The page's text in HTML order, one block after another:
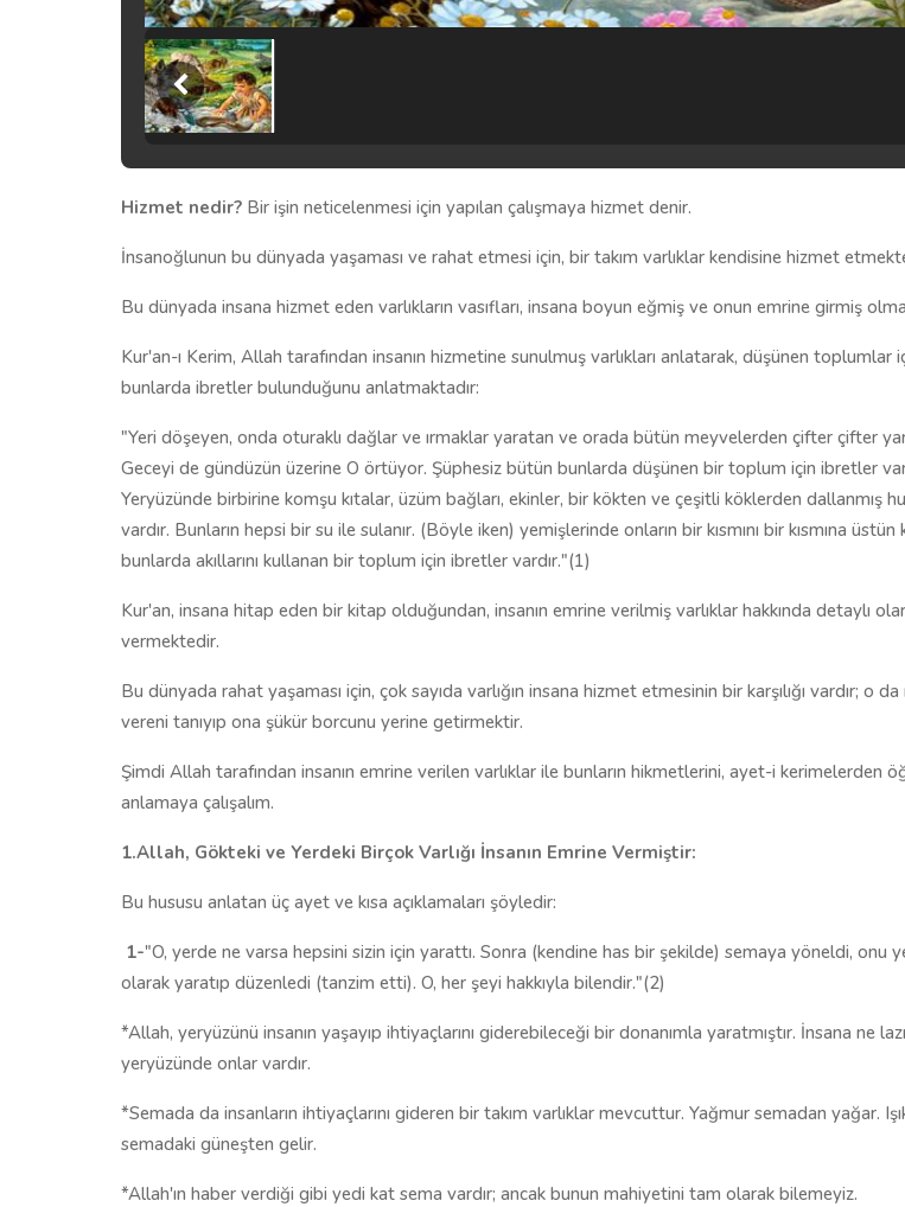
Hizmet nedir? Bir işin neticelenmesi için yapılan çalışmaya hizmet denir.
İnsanoğlunun bu dünyada yaşaması ve rahat etmesi için, bir takım varlıklar kendisine hizmet
Bu dünyada insana hizmet eden varlıkların vasıfları, insana boyun eğmiş ve onun emrine girmiş
Kur'an-ı Kerim, Allah tarafından insanın hizmetine sunulmuş varlıkları anlatarak, düşünen toplumlar
bunlarda ibretler bulunduğunu anlatmaktadır:
"Yeri döşeyen, onda oturaklı dağlar ve ırmaklar yaratan ve orada bütün meyvelerden çifter çifter
Geceyi de gündüzün üzerine O örtüyor. Şüphesiz bütün bunlarda düşünen bir toplum için ibretler
Yeryüzünde birbirine komşu kıtalar, üzüm bağları, ekinler, bir kökten ve çeşitli köklerden dallanmış
vardır. Bunların hepsi bir su ile sulanır. (Böyle iken) yemişlerinde onların bir kısmını bir kısmına üstün
bunlarda akıllarını kullanan bir toplum için ibretler vardır."(1)
Kur'an, insana hitap eden bir kitap olduğundan, insanın emrine verilmiş varlıklar hakkında detaylı
vermektedir.
Bu dünyada rahat yaşaması için, çok sayıda varlığın insana hizmet etmesinin bir karşılığı vardır; o
vereni tanıyıp ona şükür borcunu yerine getirmektir.
Şimdi Allah tarafından insanın emrine verilen varlıklar ile bunların hikmetlerini, ayet-i kerimelerden
anlamaya çalışalım.
1.Allah, Gökteki ve Yerdeki Birçok Varlığı İnsanın Emrine Vermiştir:
Bu hususu anlatan üç ayet ve kısa açıklamaları şöyledir:
1-"O, yerde ne varsa hepsini sizin için yarattı. Sonra (kendine has bir şekilde) semaya yöneldi, onu
olarak yaratıp düzenledi (tanzim etti). O, her şeyi hakkıyla bilendir."(2)
*Allah, yeryüzünü insanın yaşayıp ihtiyaçlarını giderebileceği bir donanımla yaratmıştır. İnsana ne
yeryüzünde onlar vardır.
*Semada da insanların ihtiyaçlarını gideren bir takım varlıklar mevcuttur. Yağmur semadan yağar. Işık
semadaki güneşten gelir.
*Allah'ın haber verdiği gibi yedi kat sema vardır; ancak bunun mahiyetini tam olarak bilemeyiz.